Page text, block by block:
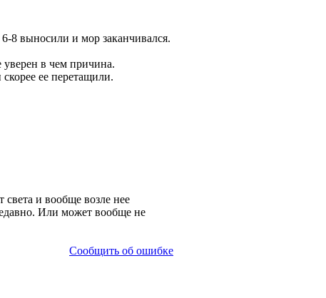
8 выносили и мор заканчивался.
в чем причина.
ее перетащили.
и вообще возле нее
Или может вообще не
Сообщить об ошибке